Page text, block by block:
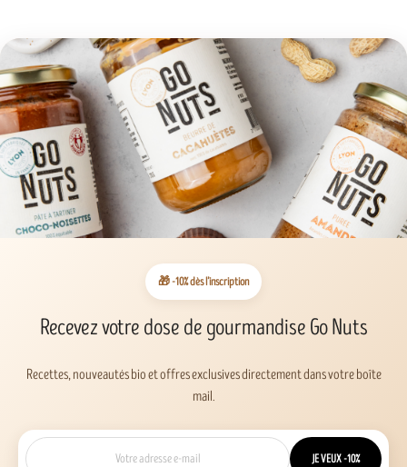
🎁 -10% dès l’inscription
Recevez votre dose de gourmandise Go Nuts
Recettes, nouveautés bio et offres exclusives directement dans votre boîte
mail.
JE VEUX -10%